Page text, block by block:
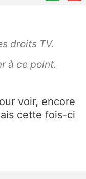
droits TV.
à ce point.
voir, encore
cette fois-ci